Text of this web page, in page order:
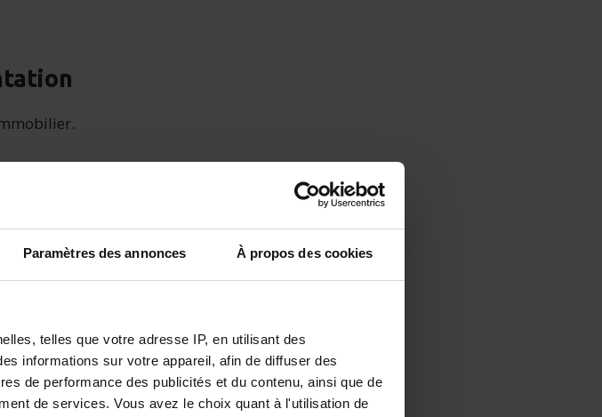
Paramètres des annonces À propos des cookies
telles que votre adresse IP, en utilisant des
informations sur votre appareil, afin de diffuser des
de performance des publicités et du contenu, ainsi que de
de services. Vous avez le choix quant à l'utilisation de
facile et